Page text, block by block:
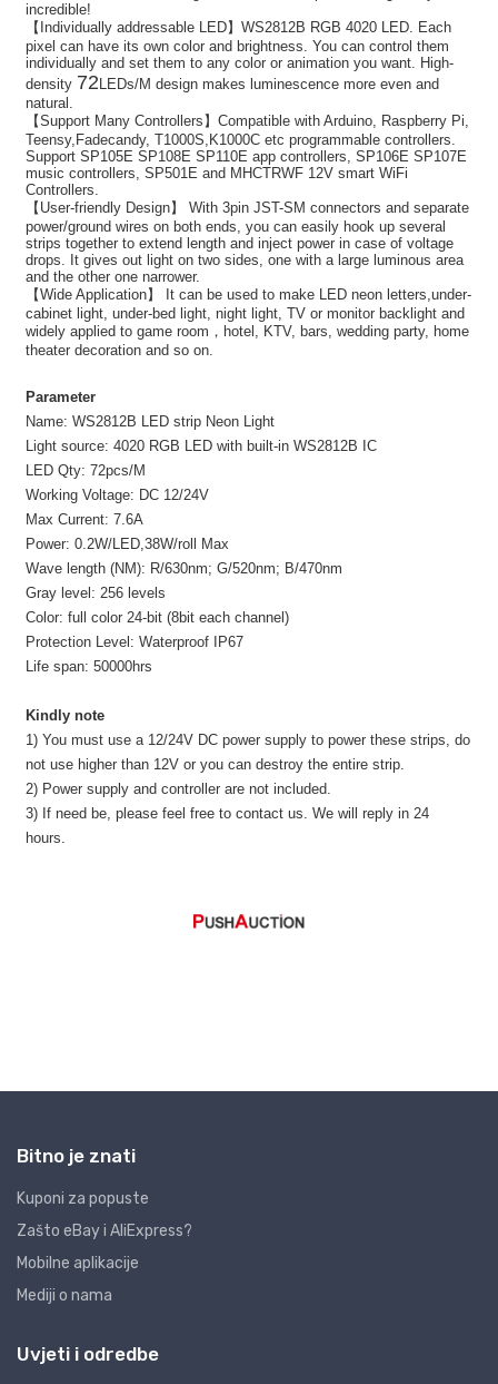
Bitno je znati
Kuponi za popuste
Zašto eBay i AliExpress?
Mobilne aplikacije
Mediji o nama
Uvjeti i odredbe